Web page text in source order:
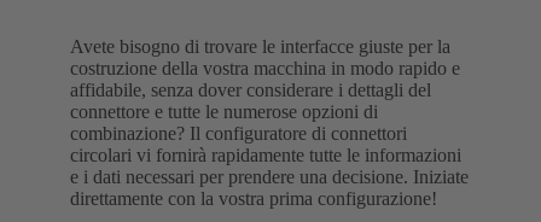
Avete bisogno di trovare le interfacce giuste per la
costruzione della vostra macchina in modo rapido e
affidabile, senza dover considerare i dettagli del
connettore e tutte le numerose opzioni di
combinazione? Il configuratore di connettori
circolari vi fornirà rapidamente tutte le informazioni
e i dati necessari per prendere una decisione. Iniziate
direttamente con la vostra prima configurazione!